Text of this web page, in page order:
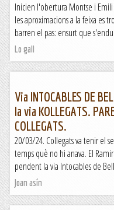
Inicien l'obertura Montse i
les aproximacions a la feixa es
barren el pas: ensurt que
Lo gall
Via INTOCABLES DE
la via KOLLEGATS.
COLLEGATS.
20/03/24. Collegats va tenir el
temps què no hi anava. El
pendent la via Intocables de
Joan asín